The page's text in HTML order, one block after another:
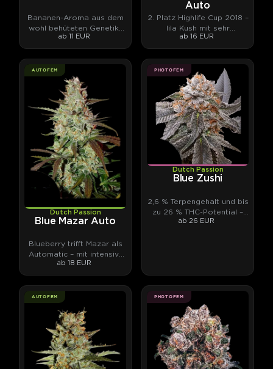
Bananen-Aroma aus dem
wohl behüteten Genetik-
Archiv von Dutch Passion
ab 11 EUR
Auto
2. Platz Highlife Cup 2018 –
lila Kush mit sehr
komplexen Terpenen
ab 16 EUR
AUTOFEM
Dutch Passion
Blue Mazar Auto
Blueberry trifft Mazar als
Automatic – mit intensiv-
fruchtigen Terpenen.
ab 18 EUR
PHOTOFEM
Dutch Passion
Blue Zushi
2,6 % Terpengehalt und bis
zu 26 % THC-Potential –
von unabhängigen
ab 26 EUR
AUTOFEM PHOTOFEM